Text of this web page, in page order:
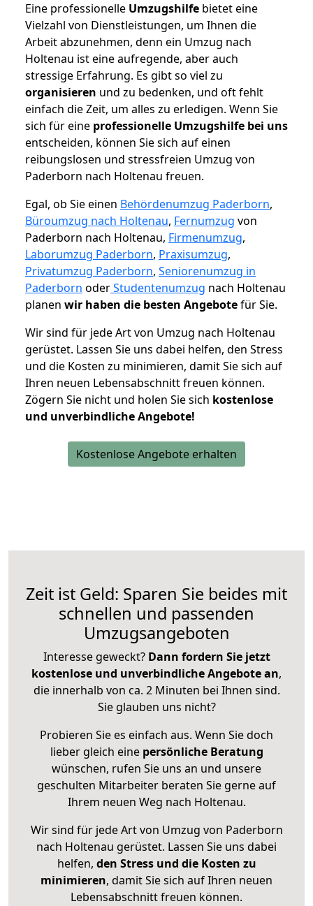
Eine professionelle Umzugshilfe bietet eine
Vielzahl von Dienstleistungen, um Ihnen die
Arbeit abzunehmen, denn ein Umzug nach
Holtenau ist eine aufregende, aber auch
stressige Erfahrung. Es gibt so viel zu
organisieren und zu bedenken, und oft fehlt
einfach die Zeit, um alles zu erledigen. Wenn Sie
sich für eine professionelle Umzugshilfe bei uns
entscheiden, können Sie sich auf einen
reibungslosen und stressfreien Umzug von
Paderborn nach Holtenau freuen.
Egal, ob Sie einen Behördenumzug Paderborn,
Büroumzug nach Holtenau, Fernumzug von
Paderborn nach Holtenau, Firmenumzug,
Laborumzug Paderborn, Praxisumzug,
Privatumzug Paderborn, Seniorenumzug in
Paderborn oderStudentenumzug nach Holtenau
planen wir haben die besten Angebotefür Sie.
Wir sind für jede Art von Umzug nach Holtenau
gerüstet. Lassen Sie uns dabei helfen, den Stress
und die Kosten zu minimieren, damit Sie sich auf
Ihren neuen Lebensabschnitt freuen können.
Zögern Sie nicht und holen Sie sich kostenlose
und unverbindliche Angebote!
Kostenlose Angebote erhalten
Zeit ist Geld: Sparen Sie beides mit
schnellen und passenden
Umzugsangeboten
Interesse geweckt? Dann fordern Sie jetzt
kostenlose und unverbindliche Angebote an,
die innerhalb von ca. 2 Minuten bei Ihnen sind.
Sie glauben uns nicht?
Probieren Sie es einfach aus. Wenn Sie doch
lieber gleich eine persönliche Beratung
wünschen, rufen Sie uns an und unsere
geschulten Mitarbeiter beraten Sie gerne auf
Ihrem neuen Weg nach Holtenau.
Wir sind für jede Art von Umzug von Paderborn
nach Holtenau gerüstet. Lassen Sie uns dabei
helfen, den Stress und die Kosten zu
minimieren, damit Sie sich auf Ihren neuen
Lebensabschnitt freuen können.